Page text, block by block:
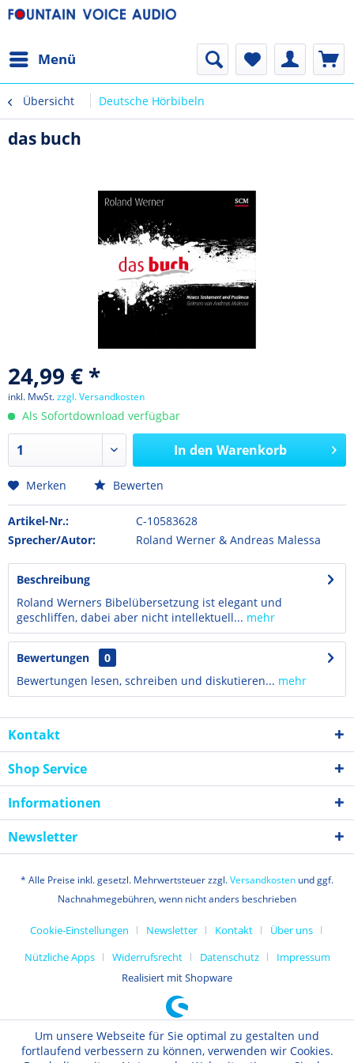
Menü
Übersicht Deutsche Hörbibeln
das buch
24,99 € *
inkl. MwSt.zzgl. Versandkosten
Als Sofortdownload verfügbar
In den Warenkorb
Merken Bewerten
Artikel-Nr.:
C-10583628
Sprecher/Autor:
Roland Werner & Andreas Malessa
Beschreibung
Roland Werners Bibelübersetzung ist elegant und
geschliffen, dabei aber nicht intellektuell... mehr
Bewertungen
0
Bewertungen lesen, schreiben und diskutieren... mehr
Kontakt
Shop Service
Informationen
Newsletter
* Alle Preise inkl. gesetzl. Mehrwertsteuer zzgl.Versandkosten und ggf.
Nachnahmegebühren, wenn nicht anders beschrieben
Cookie-Einstellungen Newsletter Kontakt
Über uns
Nützliche Apps
Widerrufsrecht Datenschutz
Impressum
Realisiert mit Shopware
Um unsere Webseite für Sie optimal zu gestalten und
fortlaufend verbessern zu können, verwenden wir Cookies.